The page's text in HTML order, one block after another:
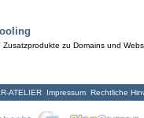
Zusatzprodukte zu Domains und
ATELIER Impressum Rechtliche